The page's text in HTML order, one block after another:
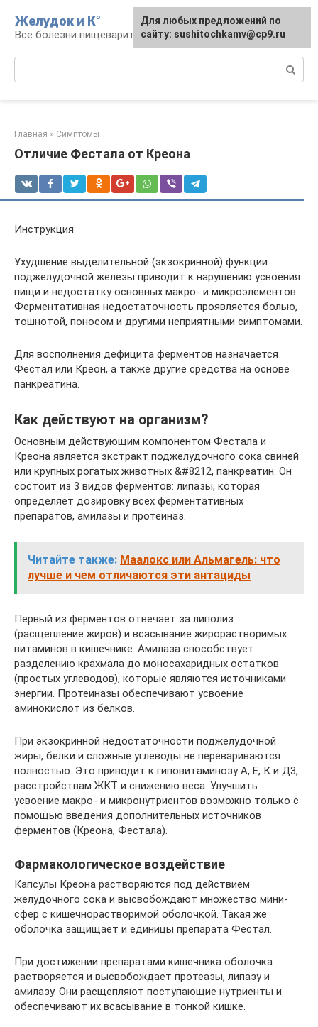
контенту
Желудок и К°
Все болезни пищеварительной системы
Главная » Симптомы
Отличие Фестала от Креона
Инструкция
Ухудшение выделительной (экзокринной) функции
поджелудочной железы приводит к нарушению усвоения
пищи и недостатку основных макро- и микроэлементов.
Ферментативная недостаточность проявляется болью,
тошнотой, поносом и другими неприятными симптомами.
Для восполнения дефицита ферментов назначается
Фестал или Креон, а также другие средства на основе
панкреатина.
Как действуют на организм?
Основным действующим компонентом Фестала и
Креона является экстракт поджелудочного сока свиней
или крупных рогатых животных &#8212, панкреатин. Он
состоит из 3 видов ферментов: липазы, которая
определяет дозировку всех ферментативных
препаратов, амилазы и протеиназ.
Читайте также: Маалокс или Альмагель: что
лучше и чем отличаются эти антациды
Первый из ферментов отвечает за липолиз
(расщепление жиров) и всасывание жирорастворимых
витаминов в кишечнике. Амилаза способствует
разделению крахмала до моносахаридных остатков
(простых углеводов), которые являются источниками
энергии. Протеиназы обеспечивают усвоение
аминокислот из белков.
При экзокринной недостаточности поджелудочной
жиры, белки и сложные углеводы не перевариваются
полностью. Это приводит к гиповитаминозу А, Е, К и Д3,
расстройствам ЖКТ и снижению веса. Улучшить
усвоение макро- и микронутриентов возможно только с
помощью введения дополнительных источников
ферментов (Креона, Фестала).
Фармакологическое воздействие
Капсулы Креона растворяются под действием
желудочного сока и высвобождают множество мини-
сфер с кишечнорастворимой оболочкой. Такая же
оболочка защищает и единицы препарата Фестал.
При достижении препаратами кишечника оболочка
растворяется и высвобождает протеазы, липазу и
амилазу. Они расщепляют поступающие нутриенты и
обеспечивают их всасывание в тонкой кишке.
Для любых предложений по
сайту: podgeludka@cp9.ru
Для любых предложений по
сайту: sushitochkamv@cp9.ru